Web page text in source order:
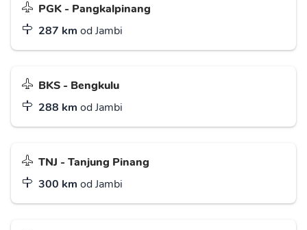
PGK - Pangkalpinang
287 km od Jambi
BKS - Bengkulu
288 km od Jambi
TNJ - Tanjung Pinang
300 km od Jambi